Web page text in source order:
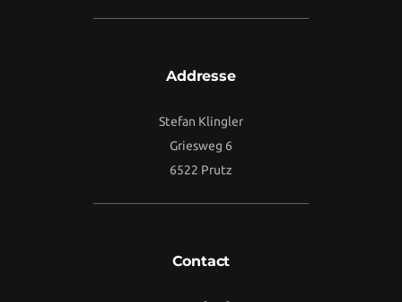
Addresse
Stefan Klingler
Griesweg 6
6522 Prutz
Contact